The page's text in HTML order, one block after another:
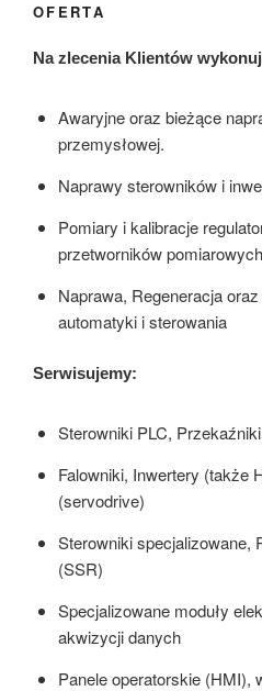
OFERTA
Na zlecenia Klientów
Awaryjne oraz bieżące
przemysłowej.
Naprawy sterowników i
Pomiary i kalibracje
przetworników
Naprawa, Regeneracja
automatyki i sterowania
Serwisujemy:
Sterowniki PLC,
Falowniki, Inwertery (także
(servodrive)
Sterowniki specjalizowane,
(SSR)
Specjalizowane moduły
akwizycji danych
Panele operatorskie (HMI),